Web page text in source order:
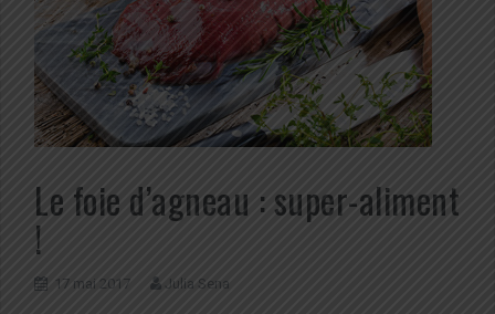
Le foie d’agneau : super-aliment
!
17 mai 2017 Julia Sena